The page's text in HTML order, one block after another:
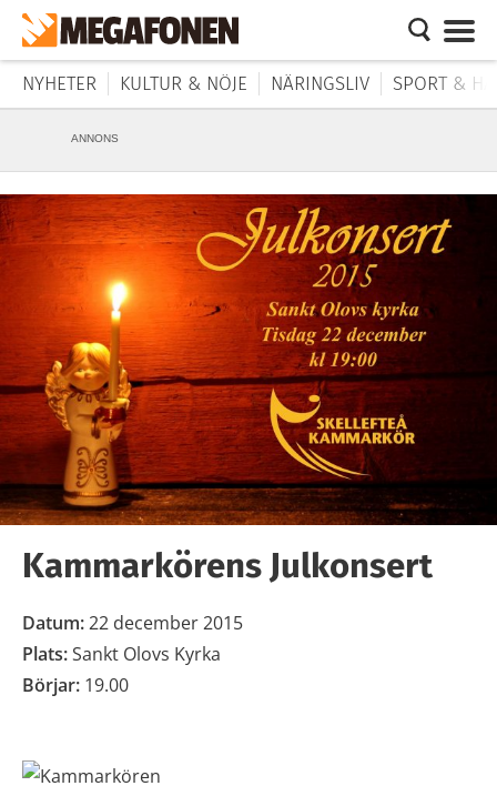
NYHETER KULTUR & NÖJE NÄRINGSLIV SPORT &
ANNONS
Kammarkörens Julkonsert
Datum:22 december 2015
Plats:Sankt Olovs Kyrka
Börjar: 19.00